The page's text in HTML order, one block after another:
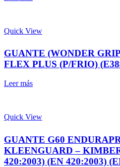
Quick View
GUANTE (WONDER
FLEX PLUS (P/FRIO)
Leer más
Quick View
GUANTE G60
KLEENGUARD –
420:2003) (EN 420:2003)